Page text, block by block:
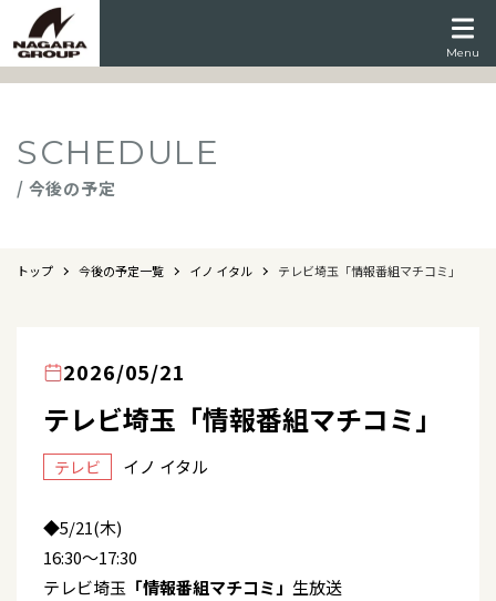
Menu
SCHEDULE
/ 今後の予定
トップ 今後の予定一覧 イノ イタル テレビ埼玉「情報番組マチコミ」
2026/05/21
テレビ埼玉「情報番組マチコミ」
テレビ イノ イタル
◆5/21(木)
16:30～17:30
テレビ埼玉 「情報番組マチコミ」 生放送